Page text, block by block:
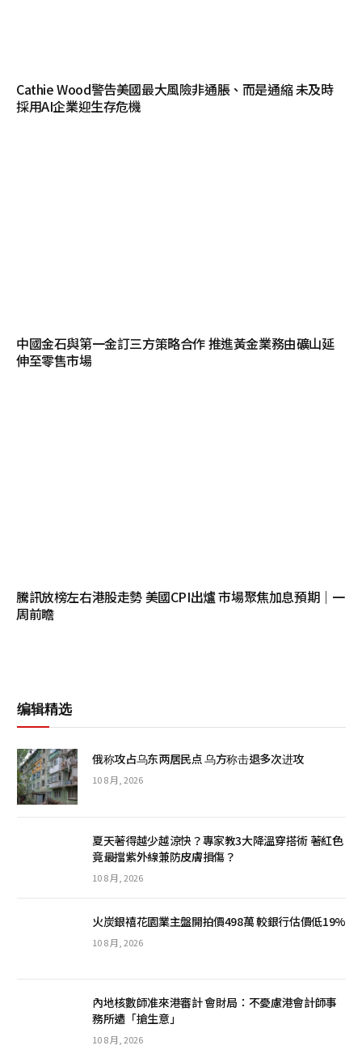
Cathie Wood警告美國最大風險非通脹、而是通縮 未及時
採用AI企業迎生存危機
中國金石與第一金訂三方策略合作 推進黃金業務由礦山延
伸至零售市場
騰訊放榜左右港股走勢 美國CPI出爐 市場聚焦加息預期｜一
周前瞻
编辑精选
俄称攻占乌东两居民点 乌方称击退多次进攻
10 8 月, 2026
夏天著得越少越涼快？專家教3大降溫穿搭術 著紅色
竟最擋紫外線兼防皮膚損傷？
10 8 月, 2026
火炭銀禧花園業主盤開拍價498萬 較銀行估價低19%
10 8 月, 2026
內地核數師准來港審計 會財局：不憂慮港會計師事
務所遭「搶生意」
10 8 月, 2026